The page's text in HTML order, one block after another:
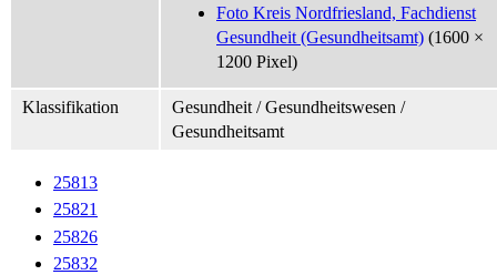
Foto Kreis Nordfriesland, Fachdienst
Gesundheit (Gesundheitsamt) (1600 ×
1200 Pixel)
Klassifikation
Gesundheit / Gesundheitswesen /
Gesundheitsamt
25813
25821
25826
25832